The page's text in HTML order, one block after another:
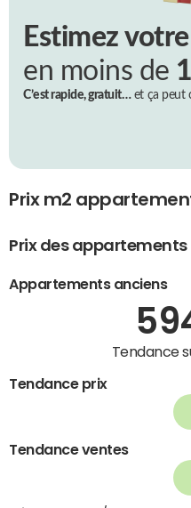
Estimez
en moins de
C’est rapide, gratuit…et ça peut
Prix m2
Prix des
Appartements anciens
Tendance
Tendance prix
Tendance ventes